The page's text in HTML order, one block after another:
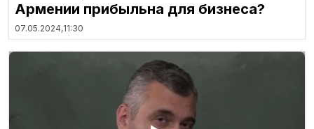
Армении прибыльна для бизнеса?
07.05.2024,11:30